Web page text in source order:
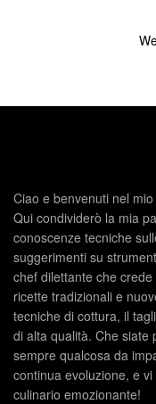
Ciao e benvenuti nel
Qui condividerò la mia
conoscenze tecniche
suggerimenti su
chef dilettante che
ricette tradizionali e
tecniche di cottura, il
di alta qualità. Che siate
sempre qualcosa da
continua evoluzione, e
culinario emozionante!